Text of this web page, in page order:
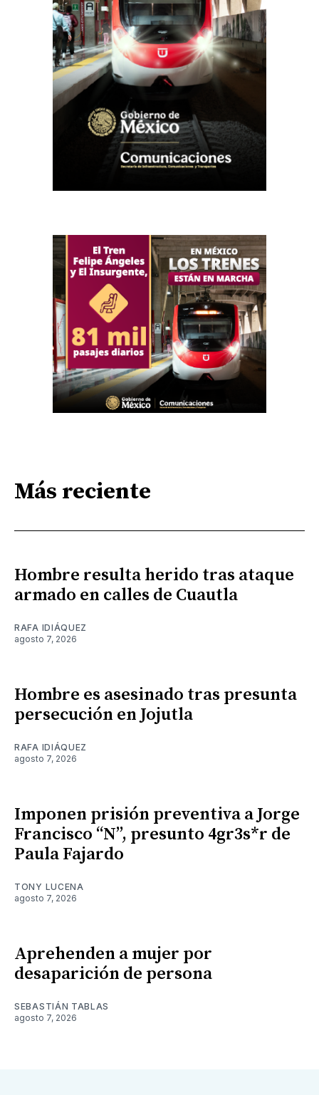
Más reciente
Hombre resulta herido tras ataque
armado en calles de Cuautla
RAFA IDIÁQUEZ
agosto 7, 2026
Hombre es asesinado tras presunta
persecución en Jojutla
RAFA IDIÁQUEZ
agosto 7, 2026
Imponen prisión preventiva a Jorge
Francisco “N”, presunto 4gr3s*r de
Paula Fajardo
TONY LUCENA
agosto 7, 2026
Aprehenden a mujer por
desaparición de persona
SEBASTIÁN TABLAS
agosto 7, 2026